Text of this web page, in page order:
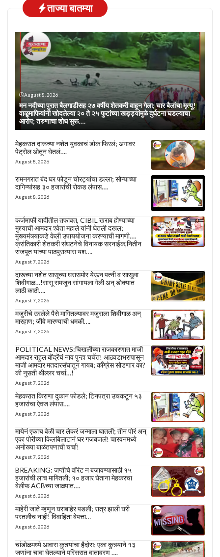
ताज्या बातम्या
August 8, 2026
मन नदीच्या पुरात बैलगाडीसह २७ वर्षीय शेतकरी वाहून गेला; चार बैलांचा मृत्यू!
वाळूमाफियांनी खोदलेल्या २० ते २५ फुटांच्या खड्ड्यांमुळे दुर्घटना घडल्याचा
आरोप; तरुणाचा शोध सुरू….
मेहकरात दारूच्या नशेत युवकाचं डोकं फिरलं; अंगावर
पेट्रोल ओतून घेतलं….
August 8, 2026
रामनगरात बंद घर फोडून चोरट्यांचा डल्ला; सोन्याच्या
दागिन्यांसह ३० हजारांची रोकड लंपास….
August 8, 2026
कर्जमाफी यादीतील तफावत, CIBIL खराब होण्याच्या
मुद्द्याची आमदार श्वेता महाले यांनी घेतली दखल;
मुख्यमंत्र्याकडे केली उपाययोजना करण्याची मागणी….
क्रांतिकारी शेतकरी संघटनेचे विनायक सरनाईक,नितीन
राजपूत यांच्या पाठपुराव्यास यश….
August 7, 2026
दारूच्या नशेत सासूच्या घरासमोर येऊन पत्नी व सासूला
शिवीगाळ…!सासू समजून सांगायला गेली अन् डोक्यात
लाठी काठी….
August 7, 2026
मजुरीचे उरलेले पैसे मागितल्यावर मजुराला शिवीगाळ अन्
मारहाण; जीवे मारण्याची धमकी….
August 7, 2026
POLITICAL NEWS:चिखलीच्या राजकारणात माजी
आमदार राहुल बोंद्रेंचं नाव पुन्हा चर्चेत! आठवडाभरापासून
माजी आमदार मतदारसंघातून गायब; काँग्रेस सोडणार का?
की नुसती थील्लर चर्चा…!
August 7, 2026
मेहकरात किराणा दुकान फोडले; टिनपत्रा उचकटून ५३
हजारांचा ऐवज लंपास….
August 7, 2026
मायेनं एकाच वेळी चार लेकरं जन्माला घातली; तीन पोरं अन्
एका पोरीच्या किलबिलाटानं घर गजबजलं! चारवनमध्ये
अनोख्या बाळंतपणाची चर्चा!
August 7, 2026
BREAKING: जप्तीचे वॉरंट न बजावण्यासाठी १५
हजारांची लाच मागितली; १० हजार घेताना मेहकरचा
बेलीफ ACBच्या जाळ्यात….
August 6, 2026
माहेरी जाते म्हणून घराबाहेर पडली; रात्र झाली घरी
परतलीच नाही! विवाहिता बेपत्ता…
August 6, 2026
चांडोळमध्ये आवारा कुत्र्यांचा हैदोस; एका कुत्र्याने १३
जणांना चावा घेतल्याने परिसरात वातावरण ….